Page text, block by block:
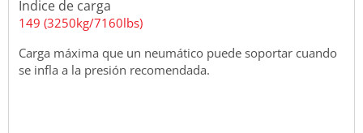
Índice de carga
149 (3250kg/7160lbs)
Carga máxima que un neumático puede soportar cuando
se infla a la presión recomendada.